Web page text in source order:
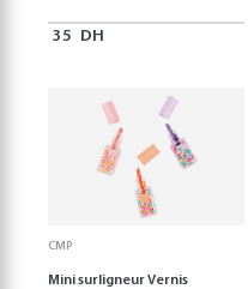
35 DH
CMP
Mini surligneur Vernis